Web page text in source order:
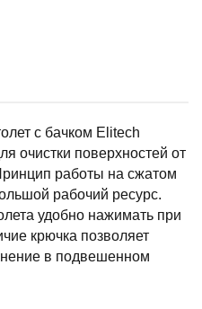
с бачком Elitech
очистки поверхностей от
работы на сжатом
рабочий ресурс.
удобно нажимать при
крючка позволяет
в подвешенном